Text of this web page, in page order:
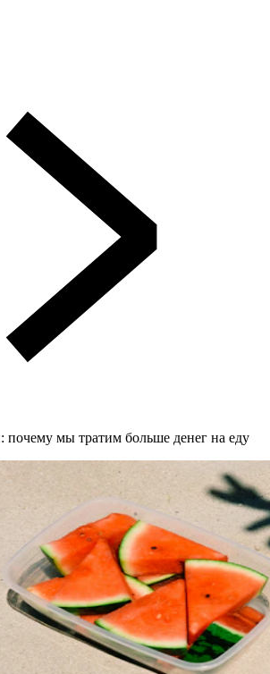
почему мы тратим больше денег на еду